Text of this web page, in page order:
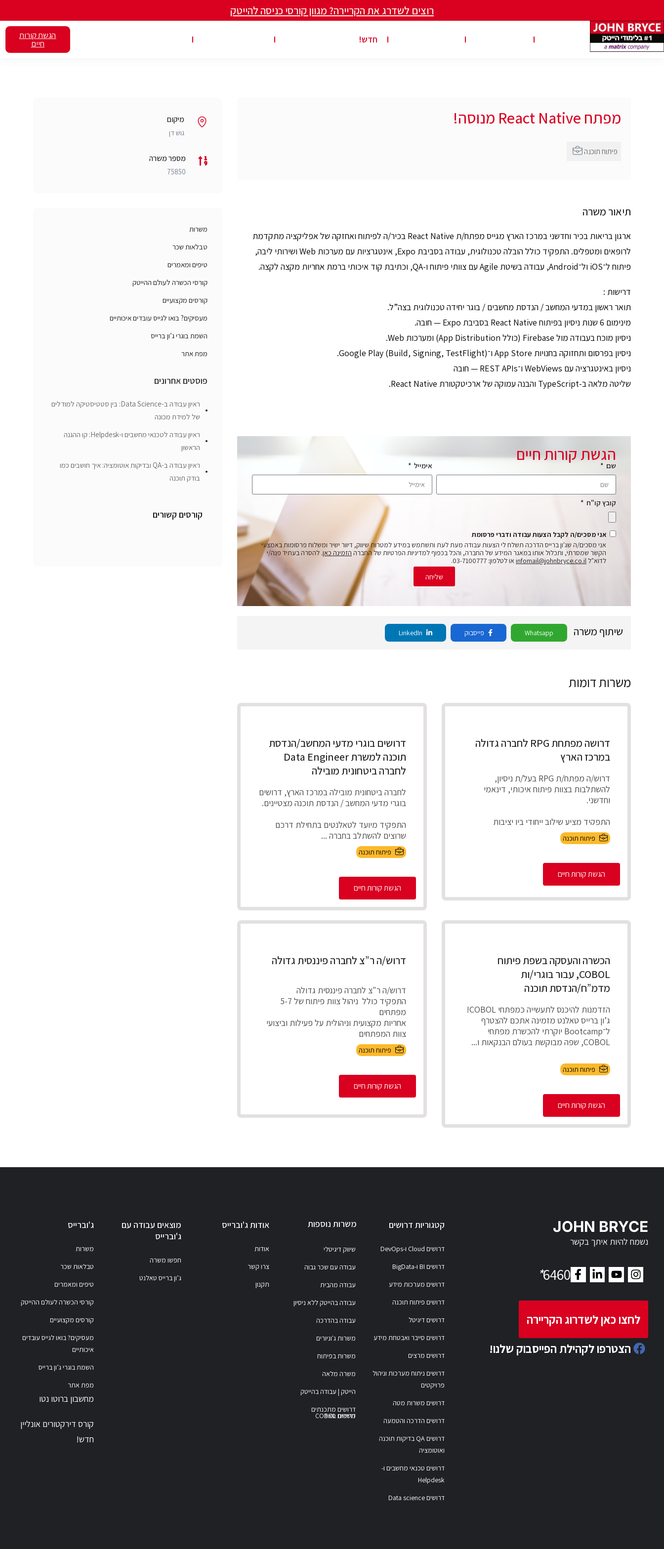
רוצים לשדרג את הקריירה? מגוון קורסי כניסה להייטק
חדש! הגשת קורות
חיים
מפתח React Native מנוסה!
תיאור משרה
ארגון בריאות בכיר וחדשני במרכז הארץ מגייס מפתח/ת React Native בכיר/ה לפיתוח ואחזקה של אפליקציה מתקדמת
לרופאים ומטפלים. התפקיד כולל הובלה טכנולוגית, עבודה בסביבת Expo, אינטגרציות עם מערכות Web ושירותי ליבה,
פיתוח ל־iOS ול־Android, עבודה בשיטת Agile עם צוותי פיתוח ו-QA, וכתיבת קוד איכותי ברמת אחריות מקצה לקצה.
דרישות :
תואר ראשון במדעי המחשב / הנדסת מחשבים / בוגר יחידה טכנולוגית בצה”ל.
מינימום 6 שנות ניסיון בפיתוח React Native בסביבת Expo — חובה.
ניסיון מוכח בעבודה מול Firebase (כולל App Distribution) ומערכות Web.
ניסיון בפרסום ותחזוקה בחנויות App Store ו־Google Play (Build, Signing, TestFlight).
ניסיון באינטגרציה עם WebViews ו־REST APIs — חובה
שליטה מלאה ב-TypeScript והבנה עמוקה של ארכיטקטורת React Native.
הגשת קורות חיים
שם אימייל
קובץ קו"ח
אני מסכים/ה לקבל הצעות עבודה ודברי פרסומת
אני מסכים/ה שג'ון ברייס הדרכה תשלח לי הצעות עבודה מעת לעת ותשתמש במידע למטרות שיווק, דיוור ישיר ומשלוח פרסומות באמצעי
הקשר שמסרתי, ותכלול אותו במאגר המידע של החברה, והכל בכפוף למדיניות הפרטיות של החברה הזמינה כאן. להסרה בעתיד פנה/י
לדוא"ל infomail@johnbryce.co.il או לטלפון: 03-7100777.
שליחה
שיתוף משרה Whatsapp פייסבוק
משרות דומות
דרושה מפתחת RPG לחברה גדולה
במרכז הארץ
דרוש/ה מפתח/ת RPG בעל/ת ניסיון,
להשתלבות בצוות פיתוח איכותי, דינאמי
וחדשני.
התפקיד מציע שילוב ייחודי בין יציבות
תעסוקתית ועבודה על מערכו...
פיתוח תוכנה
הגשת קורות חיים
דרושים בוגרי מדעי המחשב/הנדסת
תוכנה למשרת Data Engineer
לחברה ביטחונית מובילה
לחברה ביטחונית מובילה במרכז הארץ, דרושים
בוגרי מדעי המחשב / הנדסת תוכנה מצטיינים.
התפקיד מיועד לטאלנטים בתחילת דרכם
שרוצים להשתלב בחברה ...
פיתוח תוכנה
הגשת קורות חיים
הכשרה והעסקה בשפת פיתוח
COBOL, עבור בוגרי/ות
מדמ”ח/הנדסת תוכנה
הזדמנות להיכנס לתעשייה כמפתחי COBOL!
ג’ון ברייס טאלנט מזמינה אתכם להצטרף
ל־Bootcamp יוקרתי להכשרת מפתחי
COBOL, שפה מבוקשת בעולם הבנקאות ו...
פיתוח תוכנה
הגשת קורות חיים
דרוש/ה ר”צ לחברה פיננסית גדולה
דרוש/ה ר"צ לחברה פיננסית גדולה
התפקיד כולל ניהול צוות פיתוח של 5-7
מפתחים
אחריות מקצועית וניהולית על פעילות וביצועי
צוות המפתחים
חניכה, ...פיתוח תוכנה
הגשת קורות חיים
מיקום
גוש דן
מספר משרה
75850
משרות
טבלאות שכר
טיפים ומאמרים
קורסי הכשרה לעולם ההייטק
קורסים מקצועיים
מעסיקים? בואו לגייס עובדים איכותיים
השמת בוגרי ג’ון ברייס
מפת אתר
פוסטים אחרונים
ראיון עבודה ב-Data Science: בין סטטיסטיקה למודלים
של למידת מכונה
ראיון עבודה לטכנאי מחשבים ו-Helpdesk: קו ההגנה
הראשון
ראיון עבודה ב-QA ובדיקות אוטומציה: איך חושבים כמו
בודק תוכנה
קורסים קשורים
JOHN BRYCE
נשמח להיות איתך בקשר
6460
*
לחצו כאן לשדרוג הקריירה
הצטרפו לקהילת הפייסבוק שלנו!
קטגוריות דרושים
דרושים Cloud ו-DevOps
דרושים BI ו-BigData
דרושים מערכות מידע
דרושים פיתוח תוכנה
דרושים דיגיטל
דרושים סייבר ואבטחת מידע
דרושים מרצים
דרושים ניתוח מערכות וניהול
פרויקטים
דרושים משרות מטה
דרושים הדרכה והטמעה
דרושים QA בדיקות תוכנה
ואוטומציה
דרושים טכנאי מחשבים ו-
Helpdesk
דרושים Data science
משרות נוספות
שיווק דיגיטלי
עבודה עם שכר גבוה
עבודה מהבית
עבודה בהייטק ללא ניסיון
עבודה בהדרכה
משרות ג'וניורים
משרות בפיתוח
משרה מלאה
הייטק | עבודה בהייטק
דרושים מתכנתים
דרושים סאפ
משרות COBOL
אודות ג'וברייס
אודות
צרו קשר
תקנון
מוצאים עבודה עם
ג'וברייס
חפשו משרה
ג’ון ברייס טאלנט
ג'וברייס
משרות
טבלאות שכר
טיפים ומאמרים
קורסי הכשרה לעולם ההייטק
קורסים מקצועיים
מעסיקים? בואו לגייס עובדים
איכותיים
השמת בוגרי ג’ון ברייס
מפת אתר
מחשבון ברוטו נטו
קורס דירקטורים אונליין
חדש!